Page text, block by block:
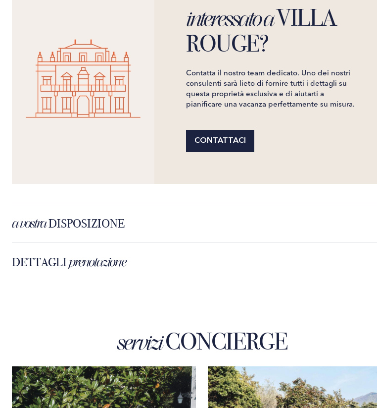
interessato aVILLA
ROUGE?
Contatta il nostro team dedicato. Uno dei nostri
consulenti sarà lieto di fornire tutti i dettagli su
questa proprietà esclusiva e di aiutarti a
pianificare una vacanza perfettamente su misura.
CONTATTACI
a vostraDISPOSIZIONE
DETTAGLIprenotazione
serviziCONCIERGE